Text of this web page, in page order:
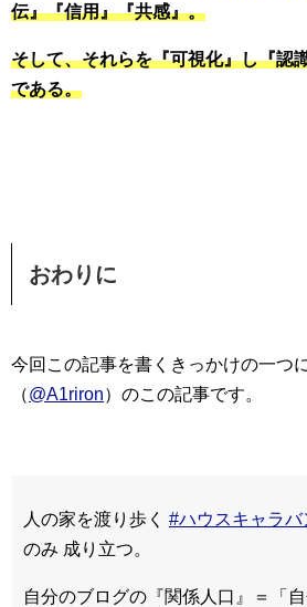
伝』『信用』『共感』。
そして、それらを『可視化』し『認
である。
おわりに
今回この記事を書くきっかけの一つ
（@A1riron）のこの記事です。
人の家を渡り歩く #ハウスキャラバ
のみ 成り立つ。
自分のブログの『関係人口』＝「